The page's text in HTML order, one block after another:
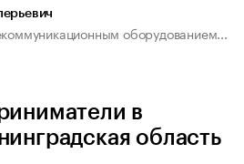
оборудованием...
в
область